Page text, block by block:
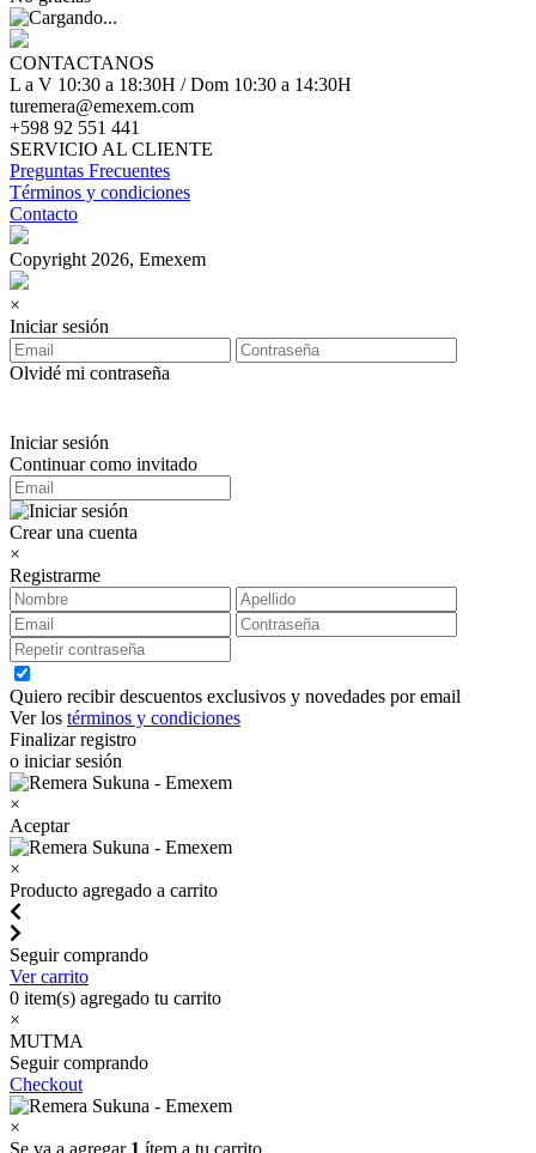
CONTACTANOS
L a V 10:30 a 18:30H / Dom 10:30 a 14:30H
turemera@emexem.com
+598 92 551 441
SERVICIO AL CLIENTE
Preguntas Frecuentes
Términos y condiciones
Contacto
Copyright 2026, Emexem
×
Iniciar sesión
Olvidé mi contraseña
Iniciar sesión
Continuar como invitado
Crear una cuenta
×
Registrarme
Quiero recibir descuentos exclusivos y novedades por email
Ver los términos y condiciones
Finalizar registro
o iniciar sesión
×
Aceptar
×
Producto agregado a carrito
Seguir comprando
Ver carrito
0 item(s) agregado tu carrito
×
MUTMA
Seguir comprando
Checkout
×
Se va a agregar 1 ítem a tu carrito